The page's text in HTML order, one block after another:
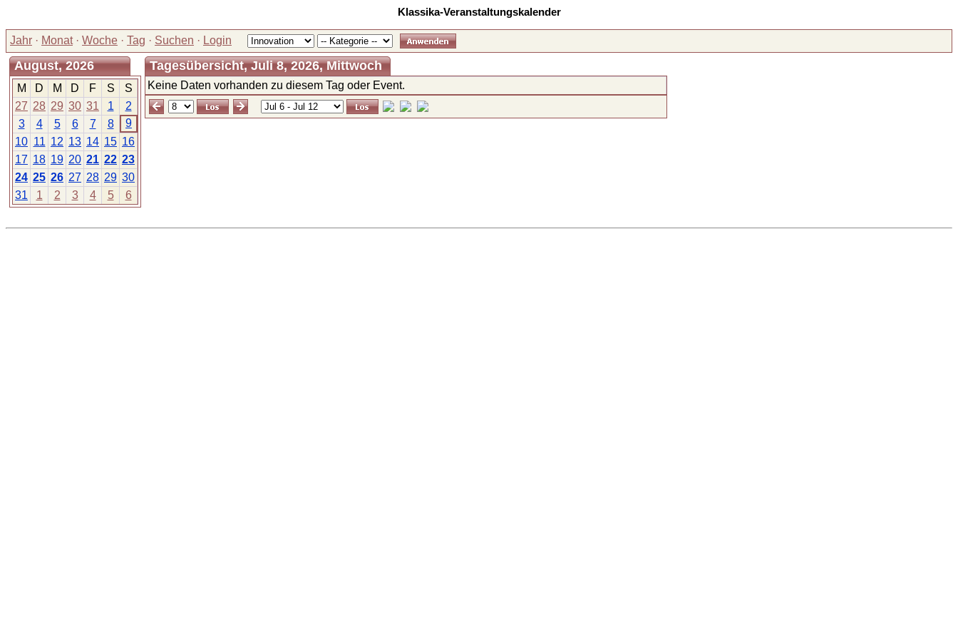
Klassika-Veranstaltungskalender
Jahr · Monat· Woche · Tag · Suchen · Login
August, 2026
M D M D F S
S
27 28 29 30 31 1
2
3
4 5 6 7 8
9
10 11 12 13 14 15 16
17 18 19 20 21 22 23
24 25 26 27 28 29 30
31
1 2 3 4 5 6
Tagesübersicht, Juli 8, 2026, Mittwoch
Keine Daten vorhanden zu diesem Tag oder Event.